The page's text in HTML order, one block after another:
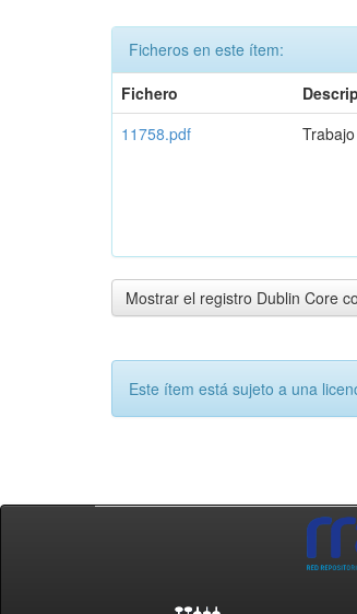
Ficheros en este ítem:
Fichero
11758.pdf
Mostrar el registro Dublin Core
Este ítem está sujeto a una